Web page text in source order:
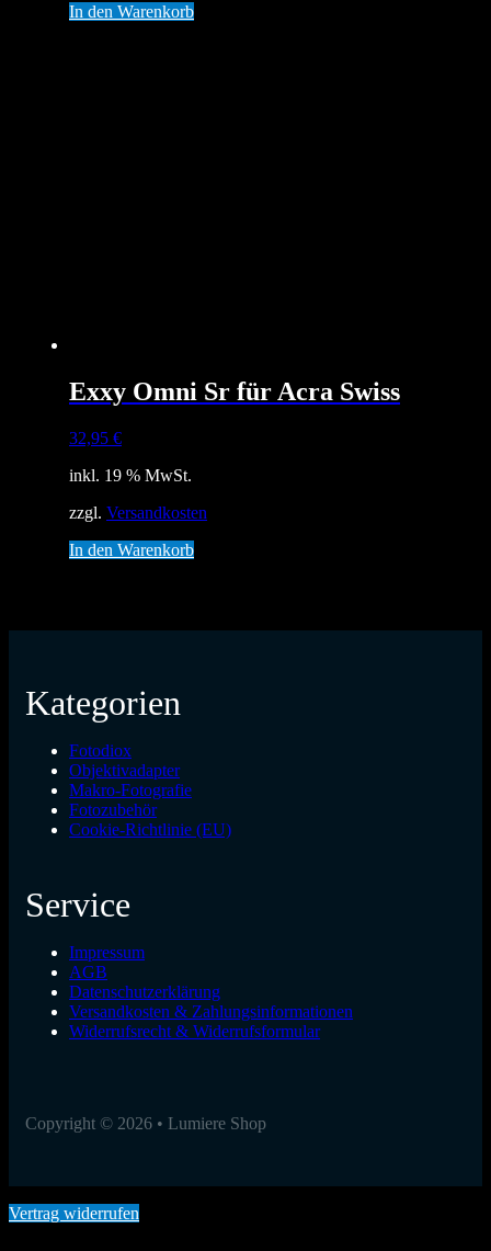
In den Warenkorb
Exxy Omni Sr für Acra Swiss
32,95 €
inkl. 19 % MwSt.
zzgl. Versandkosten
In den Warenkorb
Kategorien
Fotodiox
Objektivadapter
Makro-Fotografie
Fotozubehör
Cookie-Richtlinie (EU)
Service
Impressum
AGB
Datenschutzerklärung
Versandkosten & Zahlungsinformationen
Widerrufsrecht & Widerrufsformular
Copyright © 2026 • Lumiere Shop
Vertrag widerrufen